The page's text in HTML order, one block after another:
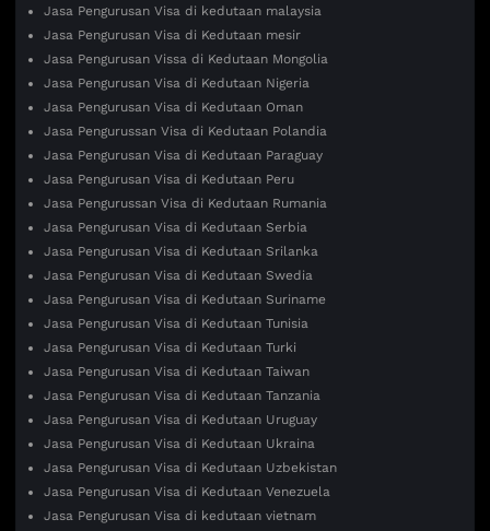
Jasa Pengurusan Visa di kedutaan malaysia
Jasa Pengurusan Visa di Kedutaan mesir
Jasa Pengurusan Vissa di Kedutaan Mongolia
Jasa Pengurusan Visa di Kedutaan Nigeria
Jasa Pengurusan Visa di Kedutaan Oman
Jasa Pengurussan Visa di Kedutaan Polandia
Jasa Pengurusan Visa di Kedutaan Paraguay
Jasa Pengurusan Visa di Kedutaan Peru
Jasa Pengurussan Visa di Kedutaan Rumania
Jasa Pengurusan Visa di Kedutaan Serbia
Jasa Pengurusan Visa di Kedutaan Srilanka
Jasa Pengurusan Visa di Kedutaan Swedia
Jasa Pengurusan Visa di Kedutaan Suriname
Jasa Pengurusan Visa di Kedutaan Tunisia
Jasa Pengurusan Visa di Kedutaan Turki
Jasa Pengurusan Visa di Kedutaan Taiwan
Jasa Pengurusan Visa di Kedutaan Tanzania
Jasa Pengurusan Visa di Kedutaan Uruguay
Jasa Pengurusan Visa di Kedutaan Ukraina
Jasa Pengurusan Visa di Kedutaan Uzbekistan
Jasa Pengurusan Visa di Kedutaan Venezuela
Jasa Pengurusan Visa di kedutaan vietnam